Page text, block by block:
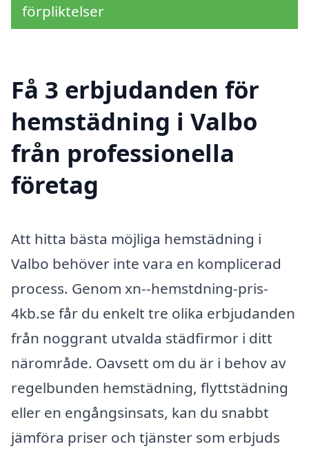
förpliktelser
Få 3 erbjudanden för
hemstädning i Valbo
från professionella
företag
Att hitta bästa möjliga hemstädning i
Valbo behöver inte vara en komplicerad
process. Genom xn--hemstdning-pris-
4kb.se får du enkelt tre olika erbjudanden
från noggrant utvalda städfirmor i ditt
närområde. Oavsett om du är i behov av
regelbunden hemstädning, flyttstädning
eller en engångsinsats, kan du snabbt
jämföra priser och tjänster som erbjuds